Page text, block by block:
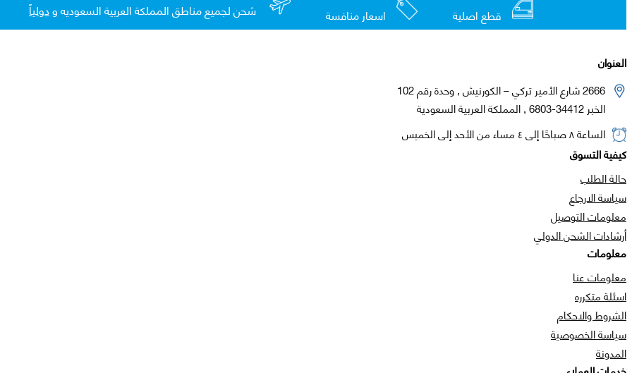
قطع اصلية اسعار منافسة شحن لجميع مناطق المملكة العربية السعوديه ودولياً
العنوان
2666 شارع الأمير تركي – الكورنيش , وحدة رقم 102
الخبر 34412-6803 , المملكة العربية السعودية
الساعة ٨ صباحًا إلى ٤ مساء من الأحد إلى الخميس
كيفية التسوق
حالة الطلب
سياسة الارجاع
معلومات التوصيل
أرشادات الشحن الدولي
معلومات
معلومات عنا
اسئلة متكرره
الشروط والاحكام
سياسة الخصوصية
المدونة